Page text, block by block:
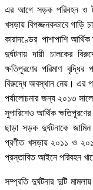
এর আগে সড়ক পরিবহন ও
খসড়ায় বিপজ্জনকভাবে গাড়ি
কারাদণ্ডের পাশাপাশি
দুর্ঘটনায় দায়ী চালকের
ক্ষতিপূরণের পরিমাণ
বিরুদ্ধে অবস্থান নেয়। এর
পর্যালোচনার জন্য ২০১৩
সুপারিশেও আর্থিক
ছাড়া সড়ক দুর্ঘটনাকে
প্রণীত খসড়ায় ২০১১ ও
প্রস্তাবিত আইনে পরিবহন
সম্প্রতি দুর্ঘটনার দুটি